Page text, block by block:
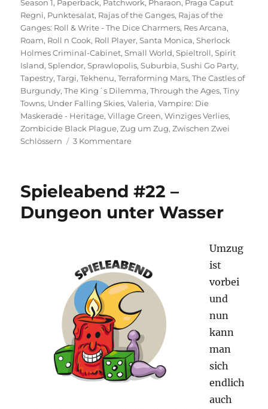
Season 1, Paperback, Patchwork, Pharaon, Praga Caput
Regni, Punktesalat, Rajas of the Ganges, Rajas of the
Ganges: Roll & Write - The Dice Charmers, Res Arcana,
Roam, Roll n Cook, Roll Player,Santa Monica,Sherlock
Holmes Criminal-Cabinet,Small World,Spieltroll,Spirit
Island,Splendor,Sprawlopolis,Suburbia,Sushi Go Party,
Tapestry,Targi,Tekhenu,Terraforming Mars,The Castles of
Burgundy,The King´s Dilemma,Through the Ages,Tiny
Towns, Under Falling Skies,Valeria,Vampire: Die
Maskerade - Heritage,Village Green,Winziges Verlies,
Zombicide Black Plague,Zug um Zug,Zwischen Zwei
Schlössern
3 Kommentarezu
–
Edition
Spieleabend #22 –
Dungeon unter Wasser
Umzug
ist
vorbei
und
nun
kann
man
sich
endlich
auch